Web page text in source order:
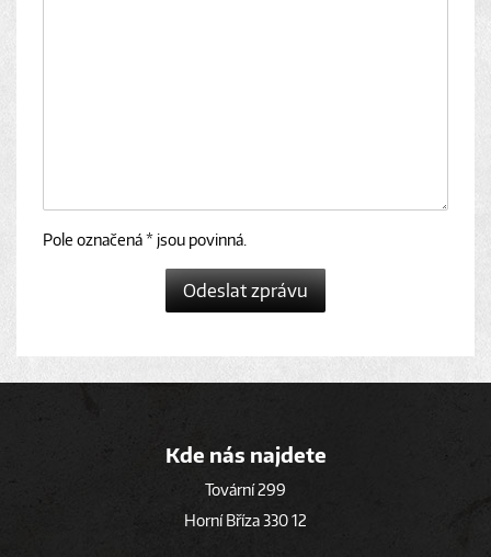
Pole označená * jsou povinná.
Odeslat zprávu
Kde nás najdete
Tovární 299
Horní Bříza 330 12